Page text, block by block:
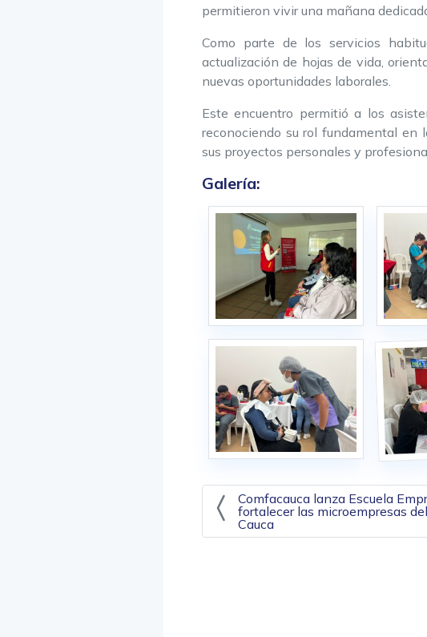
permitieron vivir una mañana
Como parte de los servicios
actualización de hojas de vida,
nuevas oportunidades laborales.
Este encuentro permitió a los
reconociendo su rol fundamental en
sus proyectos personales y
Galería:
Navegación de
Comfacauca lanza Escuela
fortalecer las microempresas
Cauca